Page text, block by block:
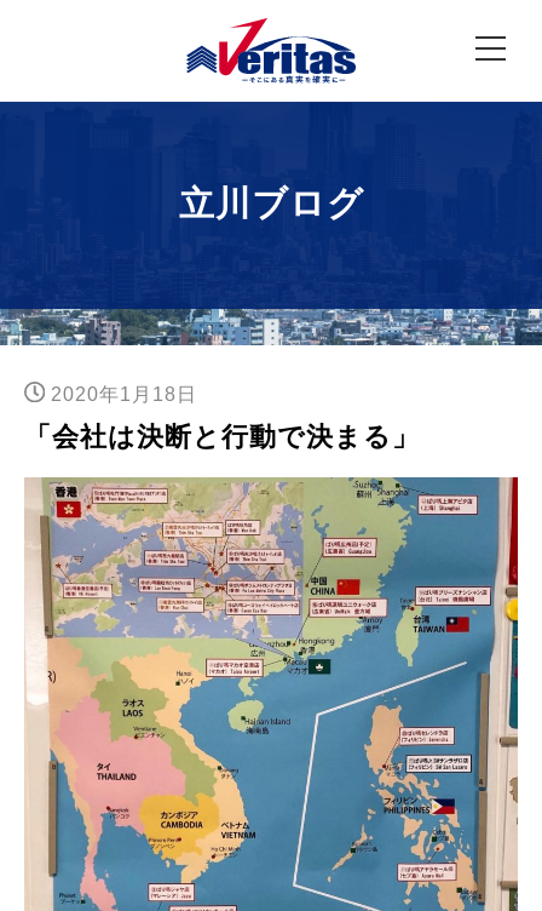
立川ブログ
2020年1月18日
「会社は決断と行動で決まる」